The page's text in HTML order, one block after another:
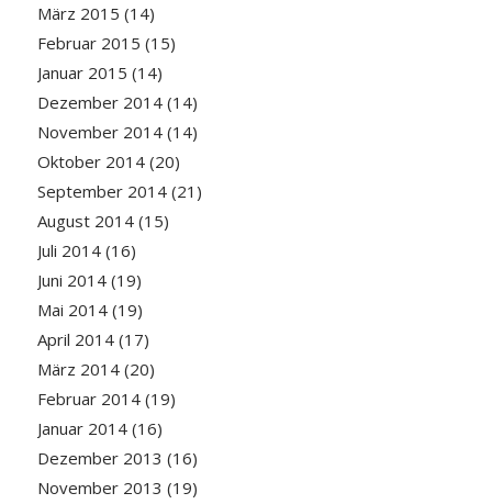
März 2015 (14)
Februar 2015 (15)
Januar 2015 (14)
Dezember 2014(14)
November 2014(14)
Oktober 2014(20)
September 2014(21)
August 2014(15)
Juli 2014(16)
Juni 2014(19)
Mai 2014(19)
April 2014(17)
März 2014(20)
Februar 2014(19)
Januar 2014(16)
Dezember 2013 (16)
November 2013 (19)